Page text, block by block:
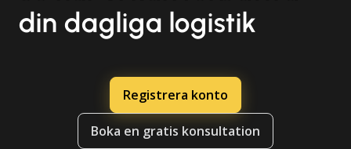
din dagliga logistik
Registrera konto
Boka en gratis konsultation